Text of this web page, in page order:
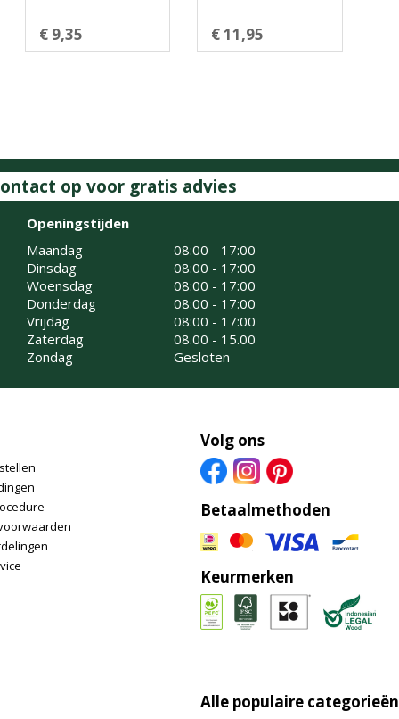
€ 9,35 € 11,95
op voor gratis advies
Openingstijden
Maandag
08:00 - 17:00
Dinsdag
08:00 - 17:00
Woensdag
08:00 - 17:00
Donderdag
08:00 - 17:00
Vrijdag
08:00 - 17:00
Zaterdag
08.00 - 15.00
Zondag
Gesloten
Volg ons
Betaalmethoden
Keurmerken
Alle populaire categorieën